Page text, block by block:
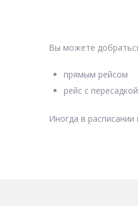
Вы можете
прямым рейсом
рейс с пересадкой
Иногда в